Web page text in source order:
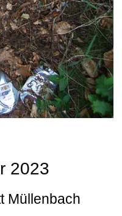
2023
Müllenbach